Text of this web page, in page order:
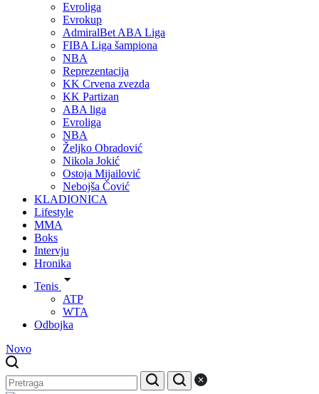
Evroliga
Evrokup
AdmiralBet ABA Liga
FIBA Liga šampiona
NBA
Reprezentacija
KK Crvena zvezda
KK Partizan
ABA liga
Evroliga
NBA
Željko Obradović
Nikola Jokić
Ostoja Mijailović
Nebojša Čović
KLADIONICA
Lifestyle
MMA
Boks
Intervju
Hronika
Tenis
ATP
WTA
Odbojka
Novo